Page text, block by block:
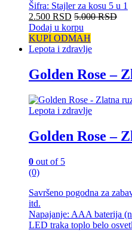
Šifra: Stajler za kosu 5 u 1
2.500 RSD 5.000RSD
Dodaj u korpu
KUPI ODMAH
Lepota i zdravlje
Golden Rose –
Lepota i zdravlje
Golden Rose –
0 out of 5
(0)
Savršeno pogodna za
itd.
Napajanje: AAA baterija
LED traka toplo belo